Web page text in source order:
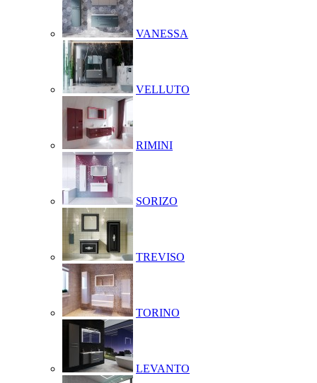
VANESSA
VELLUTO
RIMINI
SORIZO
TREVISO
TORINO
LEVANTO